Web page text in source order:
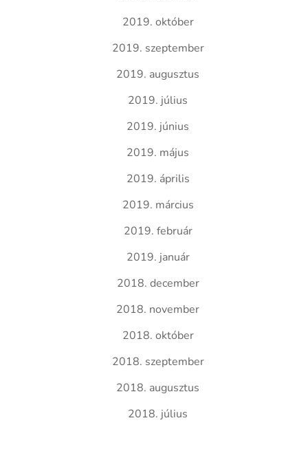
2019. október
2019. szeptember
2019. augusztus
2019. július
2019. június
2019. május
2019. április
2019. március
2019. február
2019. január
2018. december
2018. november
2018. október
2018. szeptember
2018. augusztus
2018. július